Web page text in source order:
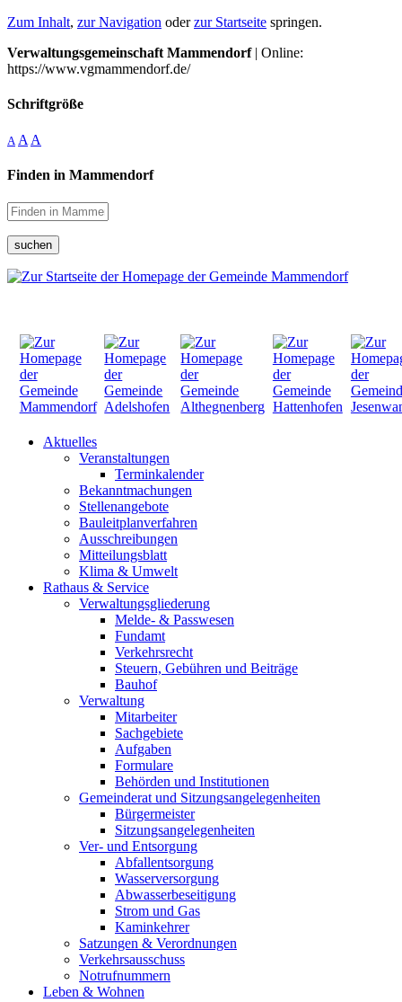
Zum Inhalt, zur Navigation oderzur Startseite springen.
Verwaltungsgemeinschaft Mammendorf| Online:
https://www.vgmammendorf.de/
Schriftgröße
A A A
Finden in Mammendorf
suchen
Aktuelles
Veranstaltungen
Terminkalender
Bekanntmachungen
Stellenangebote
Bauleitplanverfahren
Ausschreibungen
Mitteilungsblatt
Klima & Umwelt
Rathaus & Service
Verwaltungsgliederung
Melde- & Passwesen
Fundamt
Verkehrsrecht
Steuern, Gebühren und Beiträge
Bauhof
Verwaltung
Mitarbeiter
Sachgebiete
Aufgaben
Formulare
Behörden und Institutionen
Gemeinderat und Sitzungsangelegenheiten
Bürgermeister
Sitzungsangelegenheiten
Ver- und Entsorgung
Abfallentsorgung
Wasserversorgung
Abwasserbeseitigung
Strom und Gas
Kaminkehrer
Satzungen & Verordnungen
Verkehrsausschuss
Notrufnummern
Leben & Wohnen